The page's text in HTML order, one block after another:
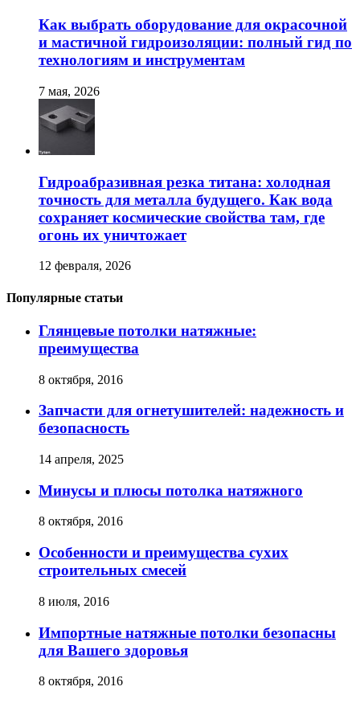
Как выбрать оборудование для окрасочной
и мастичной гидроизоляции: полный гид по
технологиям и инструментам
7 мая, 2026
Гидроабразивная резка титана: холодная
точность для металла будущего. Как вода
сохраняет космические свойства там, где
огонь их уничтожает
12 февраля, 2026
Популярные статьи
Глянцевые потолки натяжные:
преимущества
8 октября, 2016
Запчасти для огнетушителей: надежность и
безопасность
14 апреля, 2025
Минусы и плюсы потолка натяжного
8 октября, 2016
Особенности и преимущества сухих
строительных смесей
8 июля, 2016
Импортные натяжные потолки безопасны
для Вашего здоровья
8 октября, 2016